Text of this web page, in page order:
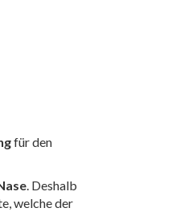
für den
. Deshalb
welche der